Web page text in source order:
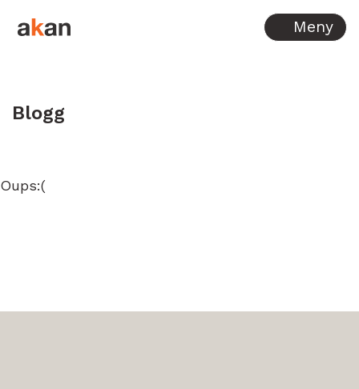
Hopp til innhold Meny
Blogg
Oups:(